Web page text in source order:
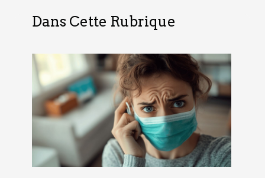
Dans Cette Rubrique